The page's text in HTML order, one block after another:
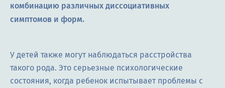
комбинацию различных диссоциативных
симптомов и форм.
У детей также могут наблюдаться расстройства
такого рода. Это серьезные психологические
состояния, когда ребенок испытывает проблемы с